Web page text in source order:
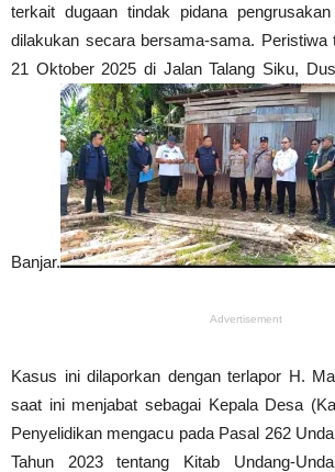
terkait dugaan tindak pidana
dilakukan secara bersama-sama. Peristiwa
21 Oktober 2025 di Jalan Talang Siku,
Banjar.
Advertisement
Kasus ini dilaporkan dengan terlapor H.
saat ini menjabat sebagai Kepala Desa
Penyelidikan mengacu pada Pasal 262
Tahun 2023 tentang Kitab Undang-